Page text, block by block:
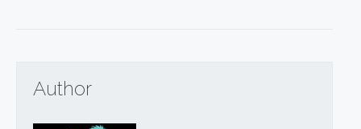
Author